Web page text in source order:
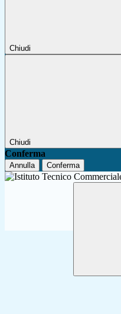
Chiudi
Chiudi
Conferma
Annulla Conferma